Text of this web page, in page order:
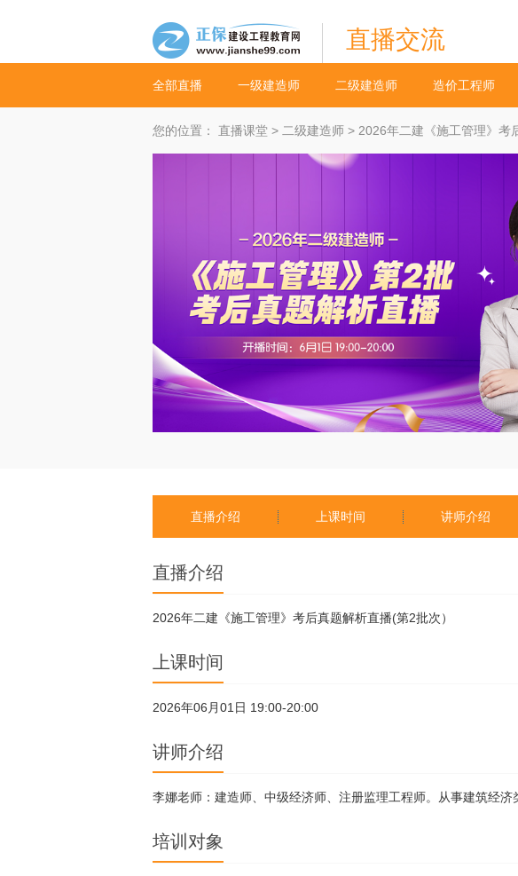
直播交流
全部直播 一级建造师 二级建造师 造价工程师
您的位置： 直播课堂 > 二级建造师 > 2026年二建《施工管理》考
直播介绍 上课时间 讲师介绍
直播介绍
2026年二建《施工管理》考后真题解析直播(第2批次）
上课时间
2026年06月01日 19:00-20:00
讲师介绍
李娜老师：建造师、中级经济师、注册监理工程师。从事建筑经济
培训对象